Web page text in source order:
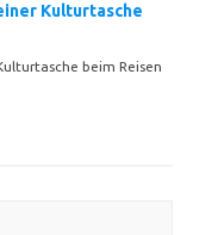
Kulturtasche
beim Reisen